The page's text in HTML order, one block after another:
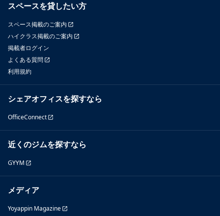
スペースを貸したい方
スペース掲載のご案内
ハイクラス掲載のご案内
掲載者ログイン
よくある質問
利用規約
シェアオフィスを探すなら
OfficeConnect
近くのジムを探すなら
GYYM
メディア
Yoyappin Magazine